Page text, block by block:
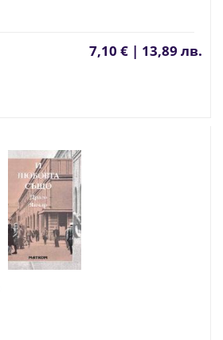
7,10 € | 13,89 лв.